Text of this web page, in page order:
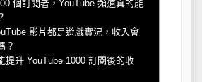
個訂閱者，YouTube 頻道真的能
影片都是遊戲實況，收入會
？
提升 YouTube 1000 訂閱後的收